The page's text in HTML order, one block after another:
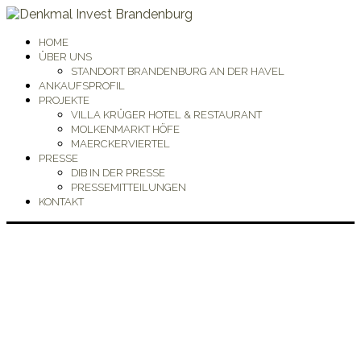
HOME
ÜBER UNS
STANDORT BRANDENBURG AN DER HAVEL
ANKAUFSPROFIL
PROJEKTE
VILLA KRÜGER HOTEL & RESTAURANT
MOLKENMARKT HÖFE
MAERCKERVIERTEL
PRESSE
DIB IN DER PRESSE
PRESSEMITTEILUNGEN
KONTAKT